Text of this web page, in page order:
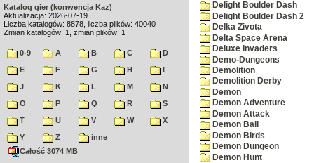
Katalog gier (konwencja Kaz)
Aktualizacja: 2026-07-19
Liczba katalogów: 8878, liczba plików: 40040
Zmian katalogów: 1, zmian plików: 1
0-9 A B C
D
E
F G H
I
J
K L M
N
O
P Q R
S
T
U V W
X
Y
Z
inne
Całość 3074 MB
Delight Boulder Dash
Delight Boulder Dash 2
Delka Zivota
Delta Space Arena
Deluxe Invaders
Demo-Dungeons
Demolition
Demolition Derby
Demon
Demon Adventure
Demon Attack
Demon Ball
Demon Birds
Demon Dungeon
Demon Hunt